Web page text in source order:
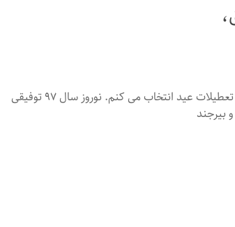
سه سال است که دورترین و خلوت ترین شهرهای ایران را برای گذراندن تعطیلات عید انتخاب می کنم. نوروز سال ۹۷ توفیقی
بیرجند